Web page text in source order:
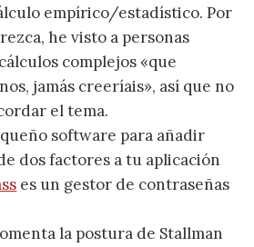
empírico/estadístico. Por
he visto a personas
complejos «que
jamás creeríais», así que no
el tema.
software para añadir
dos factores a tu aplicación
es un gestor de contraseñas
la postura de Stallman